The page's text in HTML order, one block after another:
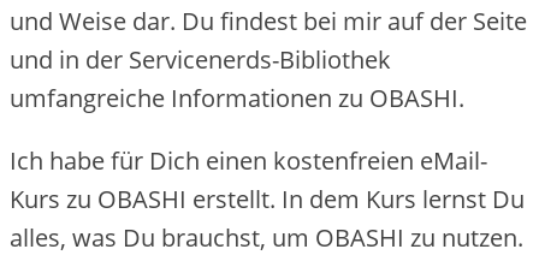
und Weise dar. Du findest bei mir auf der Seite
und in der Servicenerds-Bibliothek
umfangreiche Informationen zu OBASHI.
Ich habe für Dich einen kostenfreien eMail-
Kurs zu OBASHI erstellt. In dem Kurs lernst Du
alles, was Du brauchst, um OBASHI zu nutzen.